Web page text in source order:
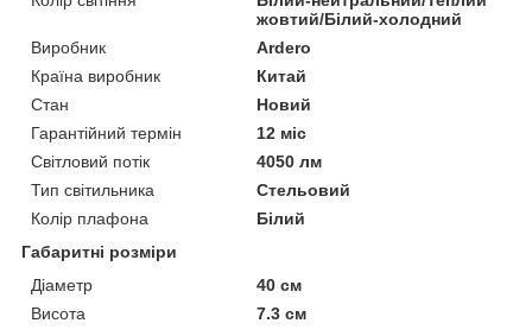
жовтий/Білий-холодний
Виробник
Ardero
Країна виробник
Китай
Стан
Новий
Гарантійний термін
12 міс
Світловий потік
4050 лм
Тип світильника
Стельовий
Колір плафона
Білий
Габаритні розміри
Діаметр
40 см
Висота
7.3 см